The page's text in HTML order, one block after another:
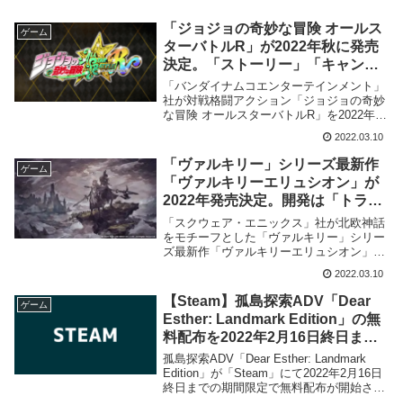
ゲーム
「ジョジョの奇妙な冒険 オールス
ターバトルR」が2022年秋に発売
決定。「ストーリー」「キャンペ
ーン」が削除され新モードが追加
「バンダイナムコエンターテインメント」
社が対戦格闘アクション「ジョジョの奇妙
な冒険 オールスターバトルR」を2022年秋
2022.03.10
ゲーム
「ヴァルキリー」シリーズ最新作
「ヴァルキリーエリュシオン」が
2022年発売決定。開発は「トライ
エース」から「ソレイユ」に
「スクウェア・エニックス」社が北欧神話
をモチーフとした「ヴァルキリー」シリー
ズ最新作「ヴァルキリーエリュシオン」の
2022.03.10
ゲーム
【Steam】孤島探索ADV「Dear
Esther: Landmark Edition」の無
料配布を2022年2月16日終日まで
の期間限定で実施
孤島探索ADV「Dear Esther: Landmark
Edition」が「Steam」にて2022年2月16日
終日までの期間限定で無料配布が開始され